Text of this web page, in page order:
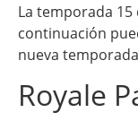
La temporada 15
continuación
nueva
Royale